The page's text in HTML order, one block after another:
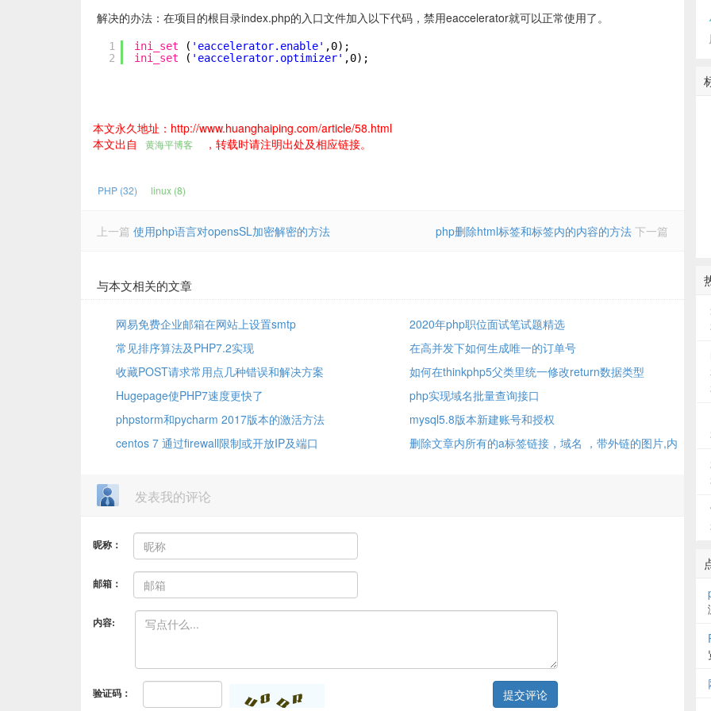
解决的办法：在项目的根目录index.php的入口文件加入以下代码，禁用eaccelerator就可以正常使用了。
1
2
ini_set ( 'eaccelerator.enable' ,0);
ini_set
( 'eaccelerator.optimizer' ,0);
本文永久地址：http://www.huanghaiping.com/article/58.html
本文出自
黄海平博客 ，转载时请注明出处及相应链接。
PHP (32) linux (8)
上一篇 使用php语言对opensSL加密解密的方法 php删除html标签和标签内的内容的方法 下一篇
与本文相关的文章
网易免费企业邮箱在网站上设置smtp
2020年php职位面试笔试题精选
常见排序算法及PHP7.2实现
在高并发下如何生成唯一的订单号
收藏POST请求常用点几种错误和解决方案
如何在thinkphp5父类里统一修改return数据类型
Hugepage使PHP7速度更快了
php实现域名批量查询接口
phpstorm和pycharm 2017版本的激活方法
mysql5.8版本新建账号和授权
centos 7 通过firewall限制或开放IP及端口
删除文章内所有的a标签链接，域名 ，带外链的图片,内
发表我的评论
昵称：
邮箱：
内容:
验证码： 提交评论